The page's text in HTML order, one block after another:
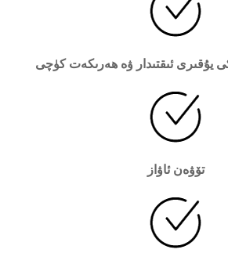
يۇقىرى ئىقتىدار ۋە ھەرىكەت كۈچى
تۆۋەن ئاۋاز